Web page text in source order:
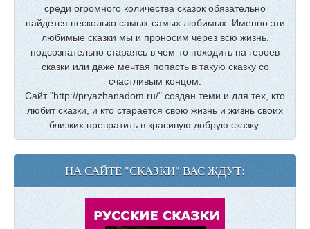
среди огромного количества сказок обязательно
найдется несколько самых-самых любимых. Именно эти
любимые сказки мы и проносим через всю жизнь,
подсознательно стараясь в чем-то походить на героев
сказки или даже мечтая попасть в такую сказку со
счастливым концом.
Сайт "http://pryazhanadom.ru/" создан теми и для тех, кто
любит сказки, и кто старается свою жизнь и жизнь своих
близких превратить в красивую добрую сказку.
НА САЙТЕ "СКАЗКИ" ВАС ЖДУТ: